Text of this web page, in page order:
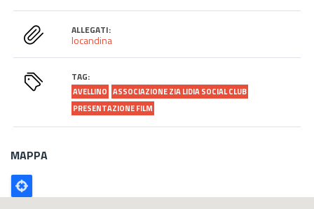
ALLEGATI:
locandina
TAG:
AVELLINO ASSOCIAZIONE ZIA LIDIA SOCIAL CLUB
PRESENTAZIONE FILM
MAPPA
Poligono
GEO